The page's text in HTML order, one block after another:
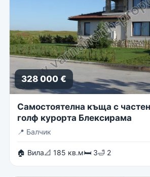
328 000 €
Самостоятелна къща с
голф курорта Блексирама
📍 Балчик
🏠 Вила📐 185 кв.м🛏 3🛁 2